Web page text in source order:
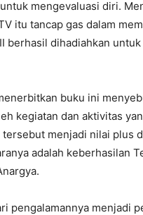
mengevaluasi diri.
itu tancap gas dalam
berhasil dihadiahkan
buku ini
kegiatan dan aktivitas
menjadi nilai plus
adalah keberhasilan
pengalamannya menjadi